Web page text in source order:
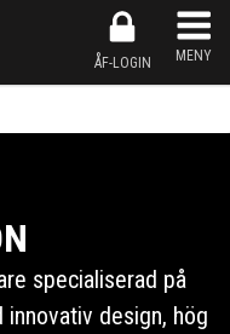
ÅF-LOGIN MENY
Gå till kassan
inköpslistan
i kundkorgen
specialiserad på
design, hög